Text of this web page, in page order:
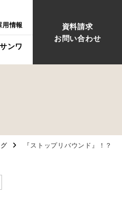
ンワ
用情報
資料請求
お問い合わせ
『ストップリバウンド』！？